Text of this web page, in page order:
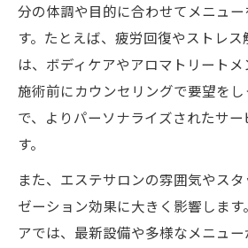
分の体調や目的に合わせてメニュ
す。たとえば、疲労回復やストレ
は、ボディケアやアロマトリートメ
施術前にカウンセリングで要望を
で、よりパーソナライズされたサ
す。
また、エステサロンの雰囲気やス
ゼーション効果に大きく影響しま
アでは、最新設備や多様なメニュ